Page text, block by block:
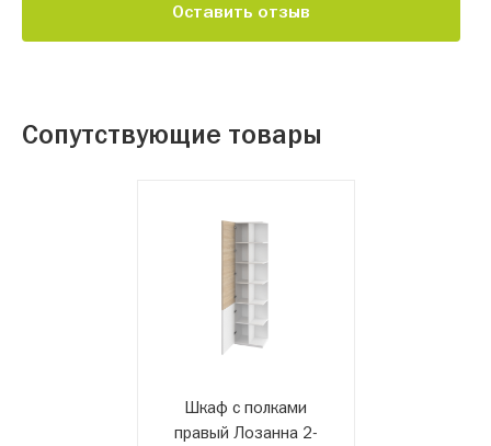
Оставить отзыв
Сопутствующие товары
Шкаф с полками
правый Лозанна 2-